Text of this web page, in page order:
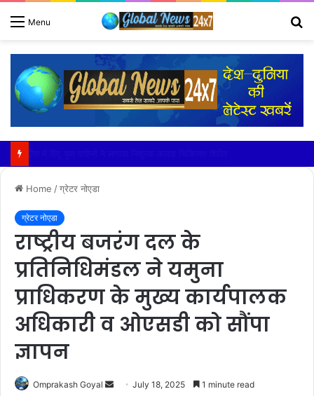
Menu
Home /ग्रेटर नोएडा
ग्रेटर नोएडा
राष्ट्रीय बजरंग दल के
प्रतिनिधिमंडल ने यमुना
प्राधिकरण के मुख्य कार्यपालक
अधिकारी व ओएसडी को सौंपा
ज्ञापन
Omprakash Goyal
Send July 18, 2025 1 minute read